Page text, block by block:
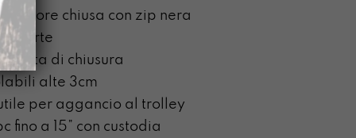
chiusa con zip nera
aperte
testa di chiusura
alte 3cm
per aggancio al trolley
fino a 15” con custodia